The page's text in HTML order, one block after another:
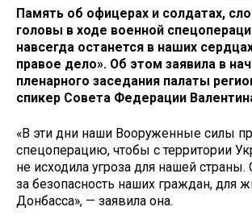
Память об офицерах и солдатах,
головы в ходе военной
навсегда останется в наших
правое дело». Об этом заявила в
пленарного заседания палаты
спикер Совета Федерации
«В эти дни наши Вооруженные силы
спецоперацию, чтобы с территории
не исходила угроза для нашей
за безопасность наших граждан, для
Донбасса», — заявила она.